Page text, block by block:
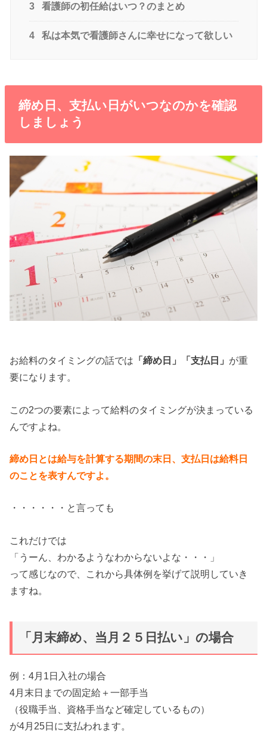
3 看護師の初任給はいつ？のまとめ
4 私は本気で看護師さんに幸せになって欲しい
締め日、支払い日がいつなのかを確認
しましょう
お給料のタイミングの話では 「締め日」「支払日」 が重
要になります。
この2つの要素によって給料のタイミングが決まっている
んですよね。
締め日とは給与を計算する期間の末日、支払日は給料日
のことを表すんですよ。
・・・・・・と言っても
これだけでは
「うーん、わかるようなわからないよな・・・」
って感じなので、これから具体例を挙げて説明していき
ますね。
「月末締め、当月２５日払い」の場合
例：4月1日入社の場合
4月末日までの固定給＋一部手当
（役職手当、資格手当など確定しているもの）
が4月25日に支払われます。